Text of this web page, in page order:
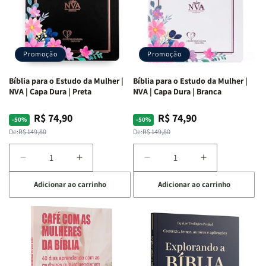
Promoção
Bíblia para o Estudo da Mulher |
NVA | Capa Dura | Preta
-50%
Preço
normal
De:R$ 149,80
Preço
promocional
R$ 74,90
Diminuir
a
quantidade
de
Bíblia
para
Estudo
da
Aumentar
a
quantidade
de
Bíblia
para
o
Estudo
da
Adicionar ao carrinho
Promoção
Bíblia para o Estudo da Mulher |
NVA | Capa Dura | Branca
-50%
Preço
normal
De:R$ 149,80
Preço
promocional
R$ 74,90
Diminuir
a
quantidade
de
Bíblia
o
Estudo
da
Aumentar
a
quantidade
de
Bíblia
para
o
Estudo
Adicionar ao carrinho